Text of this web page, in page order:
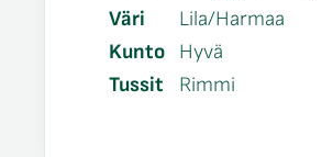
Väri
Lila/Harmaa
Kunto
Hyvä
Tussit
Rimmi